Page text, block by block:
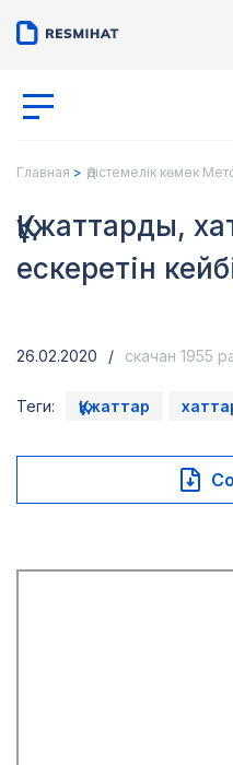
Главная Әдістемелік көмек
Құжаттарды,
ескеретін
26.02.2020 / скачан 1955
Теги: Құжаттар